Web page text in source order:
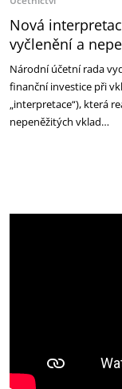
Nová
vyčlenění a
Národní účetní rada
finanční investice při
„interpretace“), která
nepeněžitých vklad…